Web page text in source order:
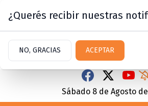
Sábado 8 de Agosto
¿Querés recibir nuestras
NO, GRACIAS ACEPTAR